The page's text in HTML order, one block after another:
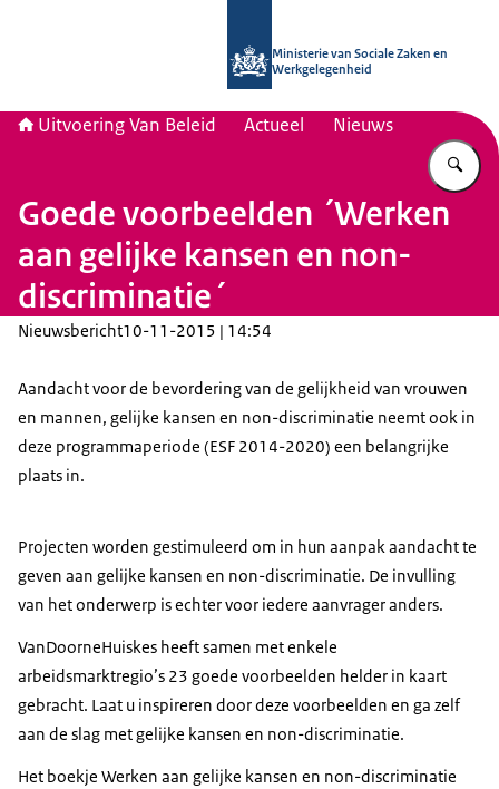
Ministerie van Sociale Zaken en
Werkgelegenheid
Uitvoering Van Beleid Actueel Nieuws
Goede voorbeelden ´Werken
aan gelijke kansen en non-
discriminatie´
Nieuwsbericht10-11-2015 | 14:54
Aandacht voor de bevordering van de gelijkheid van vrouwen
en mannen, gelijke kansen en non-discriminatie neemt ook in
deze programmaperiode (ESF 2014-2020) een belangrijke
plaats in.
Projecten worden gestimuleerd om in hun aanpak aandacht te
geven aan gelijke kansen en non-discriminatie. De invulling
van het onderwerp is echter voor iedere aanvrager anders.
VanDoorneHuiskes heeft samen met enkele
arbeidsmarktregio’s 23 goede voorbeelden helder in kaart
gebracht. Laat u inspireren door deze voorbeelden en ga zelf
aan de slag met gelijke kansen en non-discriminatie.
Het boekje Werken aan gelijke kansen en non-discriminatie